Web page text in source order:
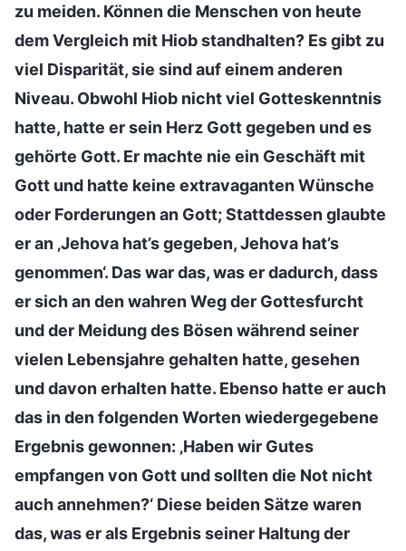
zu meiden. Können die Menschen von heute
dem Vergleich mit Hiob standhalten? Es gibt zu
viel Disparität, sie sind auf einem anderen
Niveau. Obwohl Hiob nicht viel Gotteskenntnis
hatte, hatte er sein Herz Gott gegeben und es
gehörte Gott. Er machte nie ein Geschäft mit
Gott und hatte keine extravaganten Wünsche
oder Forderungen an Gott; Stattdessen glaubte
er an ‚Jehova hat’s gegeben, Jehova hat’s
genommen‘. Das war das, was er dadurch, dass
er sich an den wahren Weg der Gottesfurcht
und der Meidung des Bösen während seiner
vielen Lebensjahre gehalten hatte, gesehen
und davon erhalten hatte. Ebenso hatte er auch
das in den folgenden Worten wiedergegebene
Ergebnis gewonnen: ‚Haben wir Gutes
empfangen von Gott und sollten die Not nicht
auch annehmen?‘ Diese beiden Sätze waren
das, was er als Ergebnis seiner Haltung der